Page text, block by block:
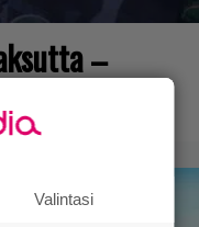
–
kanssa
Valintasi